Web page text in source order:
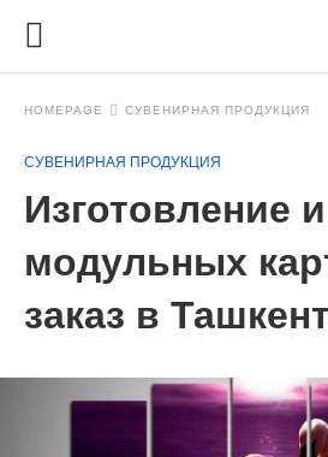
HOMEPAGE СУВЕНИРНАЯ ПРОДУКЦИЯ
СУВЕНИРНАЯ ПРОДУКЦИЯ
Изготовление
модульных
заказ в